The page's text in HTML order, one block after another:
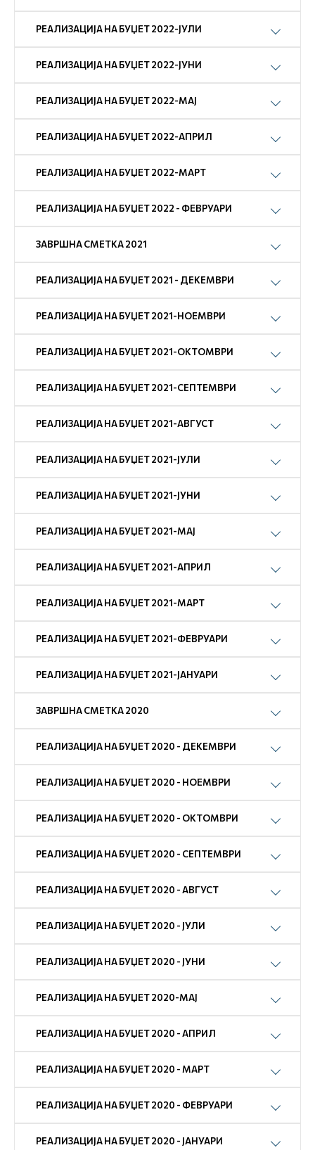
РЕАЛИЗАЦИЈА НА БУЏЕТ 2022-ЈУЛИ
РЕАЛИЗАЦИЈА НА БУЏЕТ 2022-ЈУНИ
РЕАЛИЗАЦИЈА НА БУЏЕТ 2022-МАЈ
РЕАЛИЗАЦИЈА НА БУЏЕТ 2022-АПРИЛ
РЕАЛИЗАЦИЈА НА БУЏЕТ 2022-МАРТ
РЕАЛИЗАЦИЈА НА БУЏЕТ 2022 - ФЕВРУАРИ
ЗАВРШНА СМЕТКА 2021
РЕАЛИЗАЦИЈА НА БУЏЕТ 2021 - ДЕКЕМВРИ
РЕАЛИЗАЦИЈА НА БУЏЕТ 2021-НОЕМВРИ
РЕАЛИЗАЦИЈА НА БУЏЕТ 2021-ОКТОМВРИ
РЕАЛИЗАЦИЈА НА БУЏЕТ 2021-СЕПТЕМВРИ
РЕАЛИЗАЦИЈА НА БУЏЕТ 2021-АВГУСТ
РЕАЛИЗАЦИЈА НА БУЏЕТ 2021-ЈУЛИ
РЕАЛИЗАЦИЈА НА БУЏЕТ 2021-ЈУНИ
РЕАЛИЗАЦИЈА НА БУЏЕТ 2021-МАЈ
РЕАЛИЗАЦИЈА НА БУЏЕТ 2021-АПРИЛ
РЕАЛИЗАЦИЈА НА БУЏЕТ 2021-МАРТ
РЕАЛИЗАЦИЈА НА БУЏЕТ 2021-ФЕВРУАРИ
РЕАЛИЗАЦИЈА НА БУЏЕТ 2021-ЈАНУАРИ
ЗАВРШНА СМЕТКА 2020
РЕАЛИЗАЦИЈА НА БУЏЕТ 2020 - ДЕКЕМВРИ
РЕАЛИЗАЦИЈА НА БУЏЕТ 2020 - НОЕМВРИ
РЕАЛИЗАЦИЈА НА БУЏЕТ 2020 - ОКТОМВРИ
РЕАЛИЗАЦИЈА НА БУЏЕТ 2020 - СЕПТЕМВРИ
РЕАЛИЗАЦИЈА НА БУЏЕТ 2020 - АВГУСТ
РЕАЛИЗАЦИЈА НА БУЏЕТ 2020 - ЈУЛИ
РЕАЛИЗАЦИЈА НА БУЏЕТ 2020 - ЈУНИ
РЕАЛИЗАЦИЈА НА БУЏЕТ 2020-МАЈ
РЕАЛИЗАЦИЈА НА БУЏЕТ 2020 - АПРИЛ
РЕАЛИЗАЦИЈА НА БУЏЕТ 2020 - МАРТ
РЕАЛИЗАЦИЈА НА БУЏЕТ 2020 - ФЕВРУАРИ
РЕАЛИЗАЦИЈА НА БУЏЕТ 2020 - ЈАНУАРИ